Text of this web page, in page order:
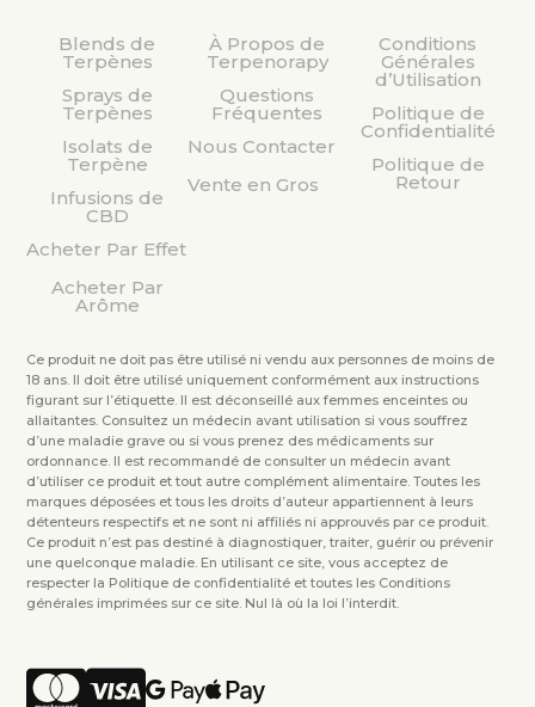
Blends de
Terpènes
Sprays de
Terpènes
Isolats de
Terpène
Infusions de
CBD
Acheter Par Effet
Acheter Par
Arôme
À Propos de
Terpenorapy
Questions
Fréquentes
Nous Contacter
Vente en Gros
Conditions
Générales
d’Utilisation
Politique de
Confidentialité
Politique de
Retour
Ce produit ne doit pas être utilisé ni vendu aux personnes de moins de
18 ans. Il doit être utilisé uniquement conformément aux instructions
figurant sur l’étiquette. Il est déconseillé aux femmes enceintes ou
allaitantes. Consultez un médecin avant utilisation si vous souffrez
d’une maladie grave ou si vous prenez des médicaments sur
ordonnance. Il est recommandé de consulter un médecin avant
d’utiliser ce produit et tout autre complément alimentaire. Toutes les
marques déposées et tous les droits d’auteur appartiennent à leurs
détenteurs respectifs et ne sont ni affiliés ni approuvés par ce produit.
Ce produit n’est pas destiné à diagnostiquer, traiter, guérir ou prévenir
une quelconque maladie. En utilisant ce site, vous acceptez de
respecter la Politique de confidentialité et toutes les Conditions
générales imprimées sur ce site. Nul là où la loi l’interdit.